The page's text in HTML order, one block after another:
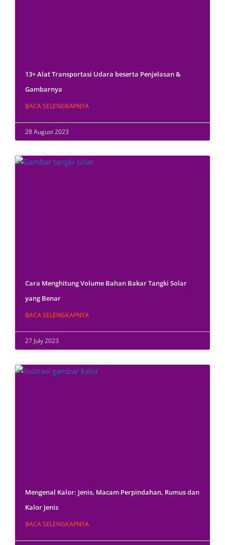
13+ Alat Transportasi Udara beserta Penjelasan &
Gambarnya
BACA SELENGKAPNYA
28 August 2023
Cara Menghitung Volume Bahan Bakar Tangki Solar
yang Benar
BACA SELENGKAPNYA
27 July 2023
Mengenal Kalor: Jenis, Macam Perpindahan, Rumus dan
Kalor Jenis
BACA SELENGKAPNYA